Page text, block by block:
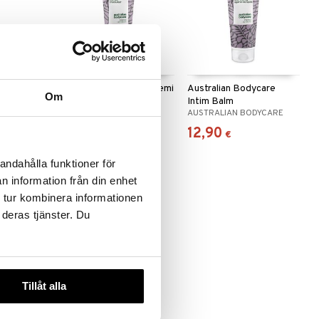
Om
funktioner för
information från din enhet
kombinera informationen
tjänster. Du
Tillåt alla
Australian Bodycare Femi
Daily
Australian Bodycare
Intim Balm
AUSTRALIAN BODYCARE
12,90 €